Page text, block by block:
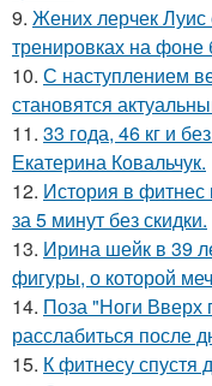
9. Жених лерчек Луис
тренировках на фоне
10. С наступлением
становятся
11. 33 года, 46 кг и
Екатерина Ковальчук.
12. История в фитнес
за 5 минут без скидки.
13. Ирина шейк в 39
фигуры, о которой
14. Поза "Ноги Вверх
расслабиться после
15. К фитнесу спустя